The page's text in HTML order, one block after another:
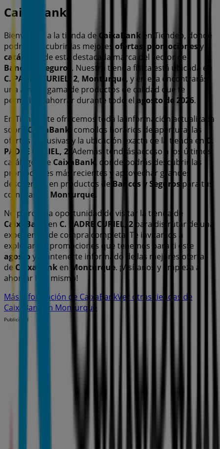
CaixaBank
Bienvenido a la tienda de CaixaBank en Tiendeo, donde
podrás descubrir las mejores ofertas promociones y
catálogos
de esta destacada marca del sector de
Bancos y Seguros . Nuestra tienda física está ubicada en
C. PADRE CURIEL, 2, Monturque , y en ella encontrarás
una amplia gama de productos de calidad que te
permitirán ahorrar durante todo el agosto de 2026.
En Tiendeo te ofrecemos toda la información actualizada
sobre CaixaBank , como los horarios de apertura, las
ofertas exclusivas y la ubicación exacta de la tienda en C.
PADRE CURIEL, 2 . Además, tendrás acceso a los últimos
catálogos de CaixaBank , donde podrás descubrir las
promociones más recientes y aprovechar grandes
descuentos en productos de Bancos y Seguros para tus
compras en Monturque.
No pierdas la oportunidad de visitar la tienda de
CaixaBank
en C. PADRE CURIEL, 2 para disfrutar de una
experiencia de compra completa. Te invitamos a
explorar las promociones que tenemos para ti este
agosto y mantenerte informado de las mejores ofertas
de CaixaBank en Monturque. ¡Visítanos y empieza a
ahorrar hoy mismo!
Más información de CaixaBankVer otras tiendas de
CaixaBank en Monturque
Publicidad